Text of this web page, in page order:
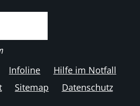
Infoline
Hilfe im Notfall
Sitemap
Datenschutz